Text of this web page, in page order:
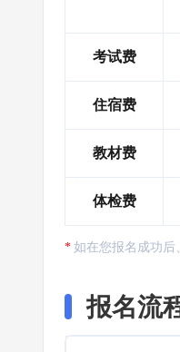
考试费
住宿费
教材费
体检费
如在您报名成功后
报名流